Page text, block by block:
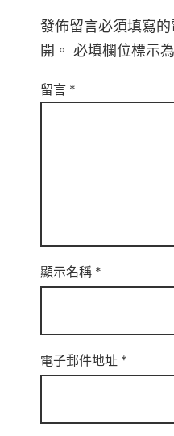
發佈留言必須填寫
開。 必填欄位標示為
留言 *
顯示名稱 *
電子郵件地址 *